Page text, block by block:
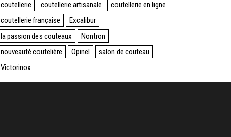
coutellerie
coutellerie artisanale
coutellerie en ligne
coutellerie française
Excalibur
la passion des couteaux
Nontron
nouveauté coutelière
Opinel
salon de couteau
Victorinox